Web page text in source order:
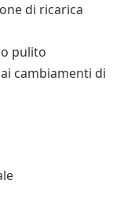
di ricarica
pulito
cambiamenti di